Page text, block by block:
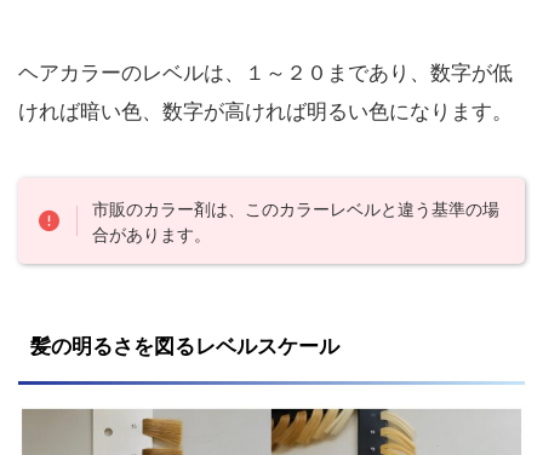
ヘアカラーのレベルは、１～２０まであり、数字が低
ければ暗い色、数字が高ければ明るい色になります。
市販のカラー剤は、このカラーレベルと違う基準の場
合があります。
髪の明るさを図るレベルスケール